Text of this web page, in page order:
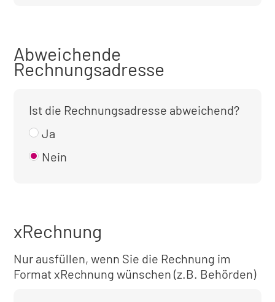
Abweichende
Rechnungsadresse
Ist die Rechnungsadresse abweichend?
Ja
Nein
xRechnung
Nur ausfüllen, wenn Sie die Rechnung im
Format xRechnung wünschen (z.B. Behörden)